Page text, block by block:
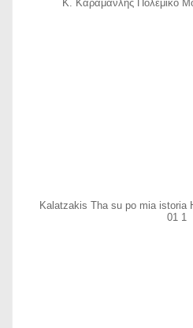
Κ. Καραμανλής Πολεμικό
Kalatzakis Tha su po mia istoria
01 1